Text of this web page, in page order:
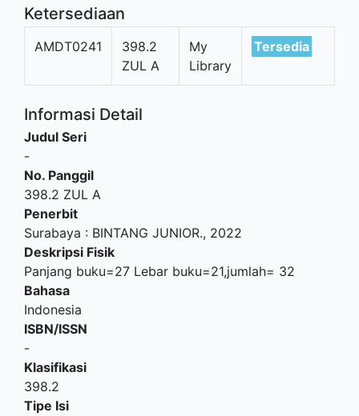
Ketersediaan
AMDT0241
398.2
ZUL A
My
Library
Tersedia
Informasi Detail
Judul Seri
-
No. Panggil
398.2 ZUL A
Penerbit
Surabaya : BINTANG JUNIOR., 2022
Deskripsi Fisik
Panjang buku=27 Lebar buku=21,jumlah= 32
Bahasa
Indonesia
ISBN/ISSN
-
Klasifikasi
398.2
Tipe Isi